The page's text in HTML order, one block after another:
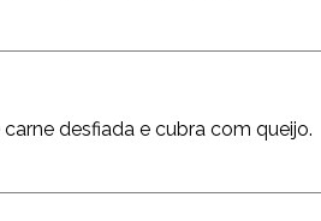
desfiada e cubra com queijo.